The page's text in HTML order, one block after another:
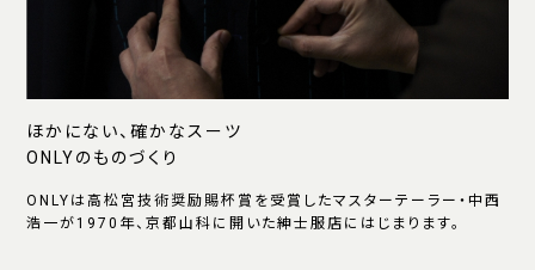
ほかにない、確かなスーツ
ONLYのものづくり
ONLYは高松宮技術奨励賜杯賞を受賞したマスターテーラー・中西
浩一が1970年、京都山科に開いた紳士服店にはじまります。